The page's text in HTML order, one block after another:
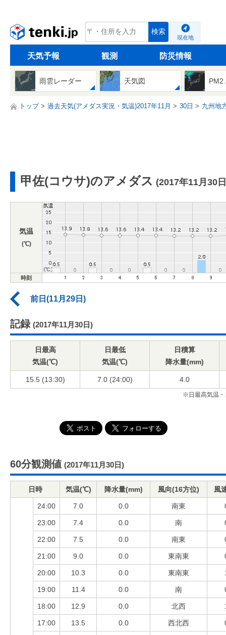
tenki.jp 検索
現在地
天気予報 観測 防災情報
雨雲レーダー 天気図
トップ 過去天気(アメダス実況・気温)2017年11月 30日 九州地
甲佐(コウサ)のアメダス (2017年11月30
気温
(℃)
時刻
前日(11月29日)
記録 (2017年11月30日)
日最高
気温(℃)
日最低
気温(℃)
日積算
降水量(mm)
15.5 (13:30) 7.0 (24:00) 4.0
※日最高気温・
60分観測値 (2017年11月30日)
日時 気温(℃) 降水量(mm) 風向(16方位) 風
24:00 7.0 0.0 南東
23:00 7.4 0.0 南
22:00 7.5 0.0 南東
21:00 9.0 0.0 東南東
20:00 10.3 0.0 東南東
19:00 11.4 0.0 南
18:00 12.9 0.0 北西
17:00 13.5 0.0 西北西